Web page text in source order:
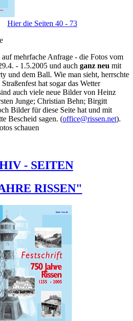
Hier die Seiten 40 - 73
mehrfache Anfrage - die Fotos vom
- 1.5.2005 und auch ganz neu mit
und dem Ball. Wie man sieht, herrschte
hat sogar das Wetter
auch viele neue Bilder von Heinz
Junge; Christian Behn; Birgitt
Bilder für diese Seite hat und mit
Bescheid sagen. (office@rissen.net).
schauen
- SEITEN
RISSEN"